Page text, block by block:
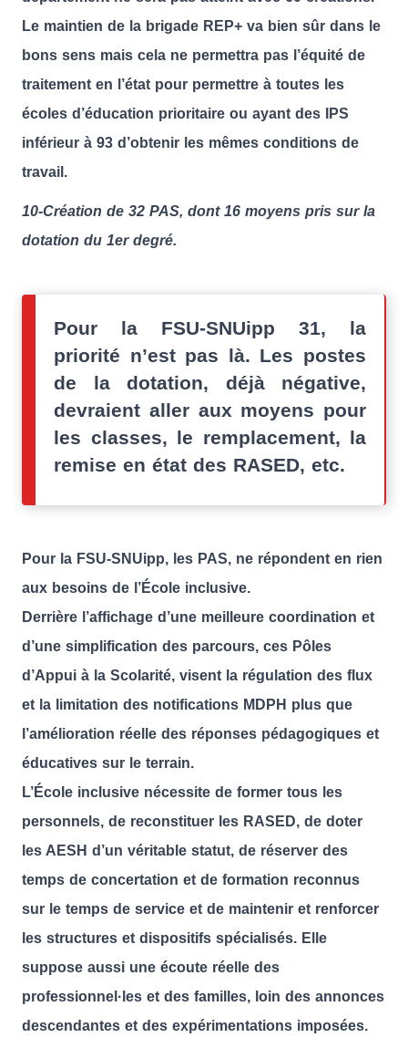
Le maintien de la brigade REP+ va bien sûr dans le
bons sens mais cela ne permettra pas l’équité de
traitement en l’état pour permettre à toutes les
écoles d’éducation prioritaire ou ayant des IPS
inférieur à 93 d’obtenir les mêmes conditions de
travail.
10-Création de 32 PAS, dont 16 moyens pris sur la
dotation du 1er degré.
Pour la FSU-SNUipp 31, la
priorité n’est pas là. Les postes
de la dotation, déjà négative,
devraient aller aux moyens pour
les classes, le remplacement, la
remise en état des RASED, etc.
Pour la FSU-SNUipp, les PAS, ne répondent en rien
aux besoins de l’École inclusive.
Derrière l’affichage d’une meilleure coordination et
d’une simplification des parcours, ces Pôles
d’Appui à la Scolarité, visent la régulation des flux
et la limitation des notifications MDPH plus que
l’amélioration réelle des réponses pédagogiques et
éducatives sur le terrain.
L’École inclusive nécessite de former tous les
personnels, de reconstituer les RASED, de doter
les AESH d’un véritable statut, de réserver des
temps de concertation et de formation reconnus
sur le temps de service et de maintenir et renforcer
les structures et dispositifs spécialisés. Elle
suppose aussi une écoute réelle des
professionnel·les et des familles, loin des annonces
descendantes et des expérimentations imposées.